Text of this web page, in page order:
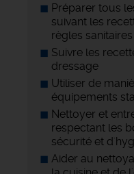
Préparer tous
suivant les
règles sanitaires
Suivre les
dressage
Utiliser de
équipements
Nettoyer et
respectant les
sécurité et
Aider au